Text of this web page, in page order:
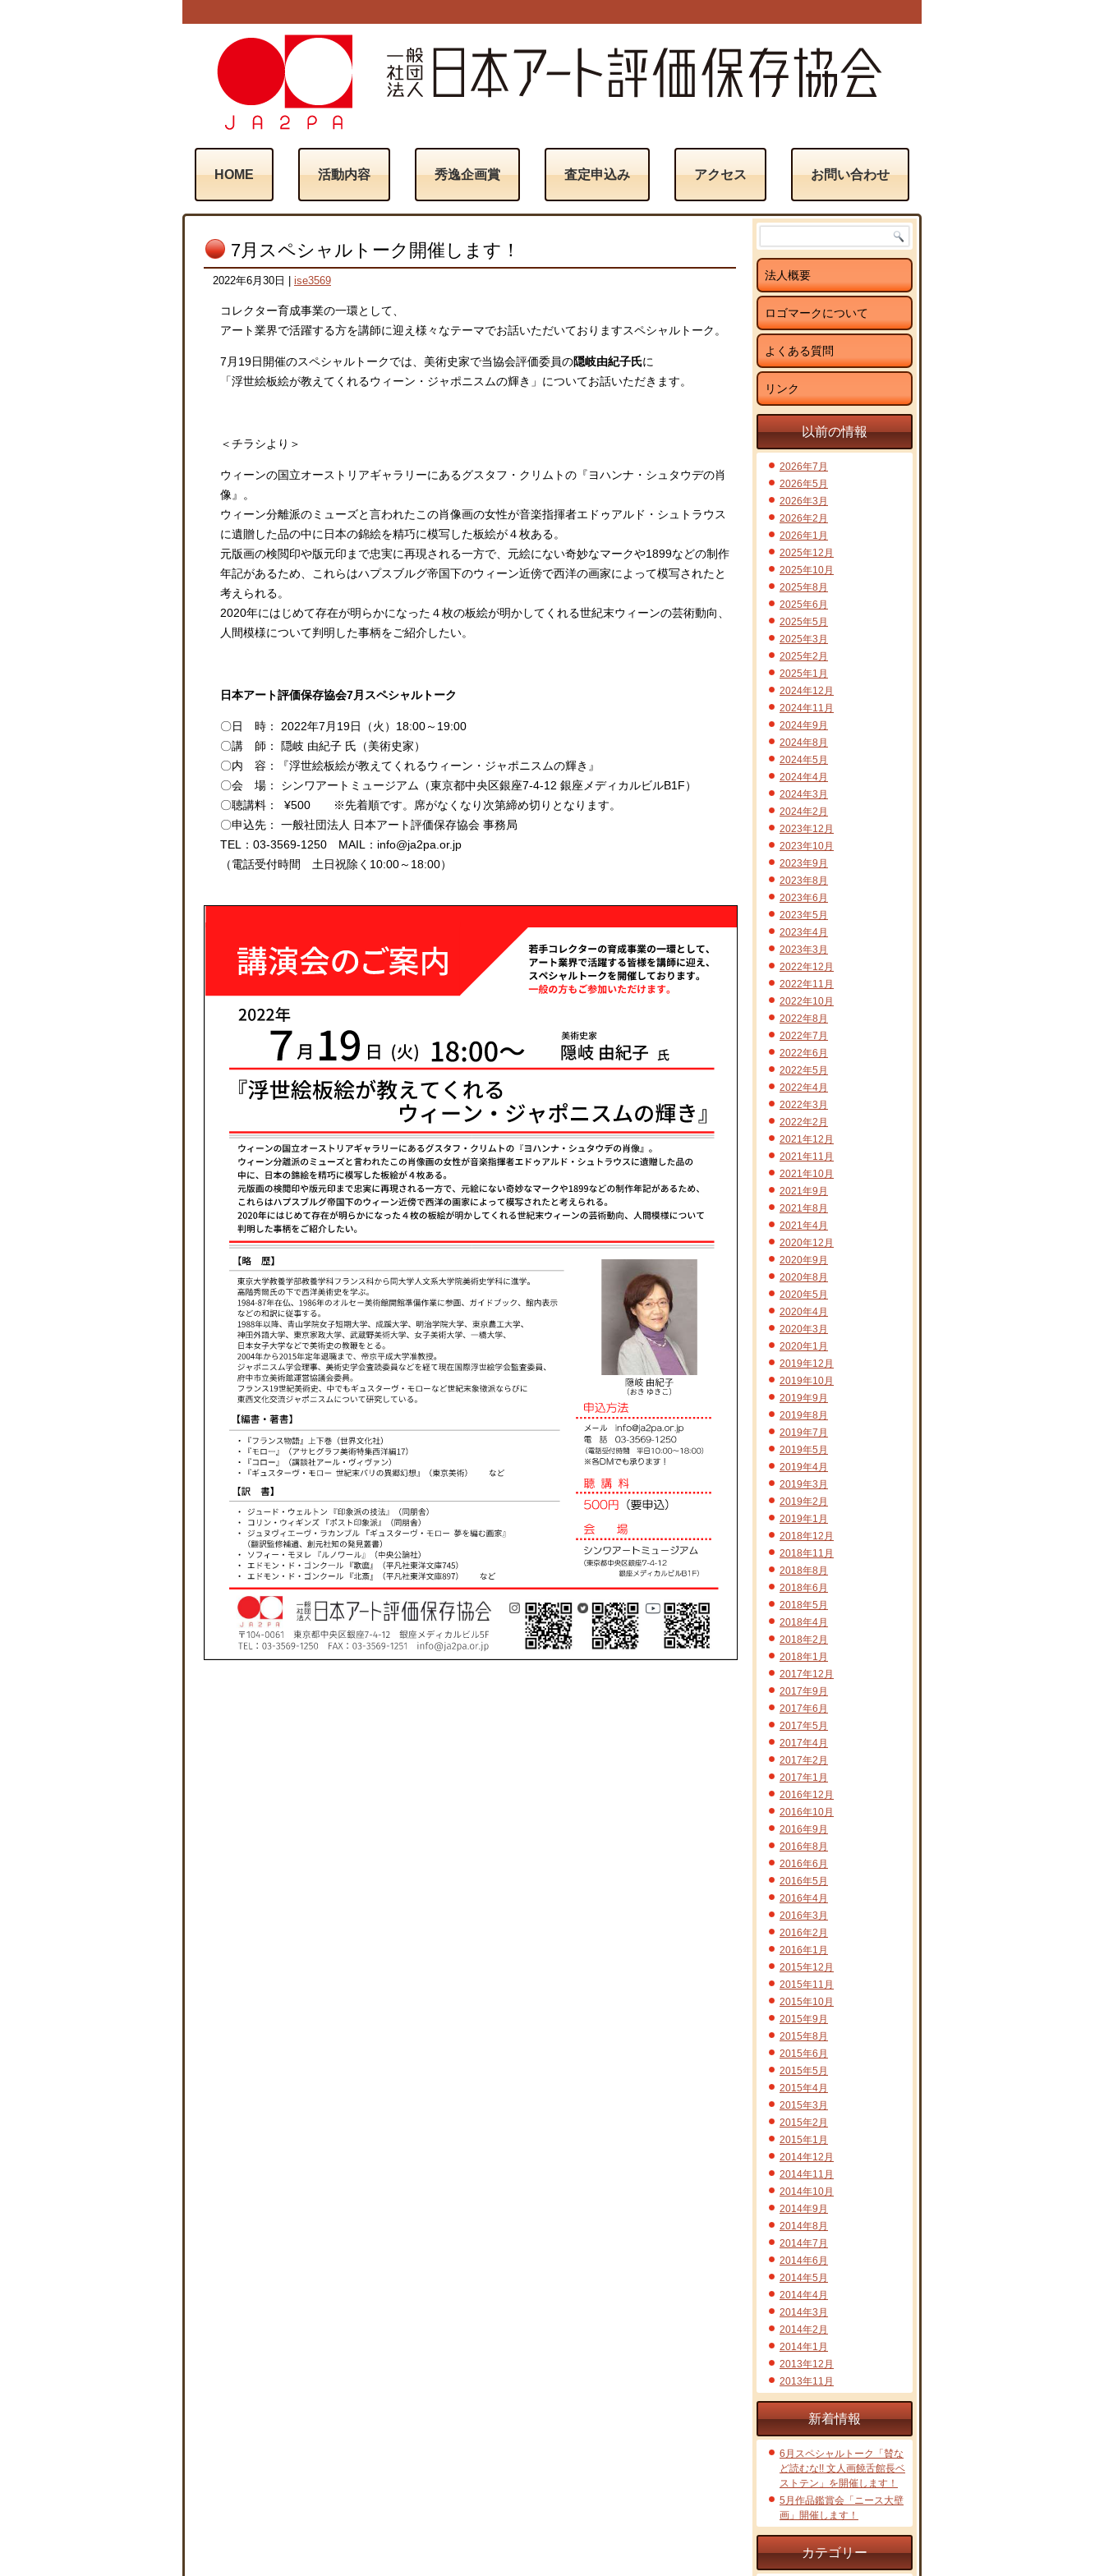
HOME 活動内容 秀逸企画賞 査定申込み アクセス お問い合わせ
7月スペシャルトーク開催します！
2022年6月30日 ise3569
コレクター育成事業の一環として、
アート業界で活躍する方を講師に迎え様々なテーマでお話いただいておりますスペシャルトーク。
7月19日開催のスペシャルトークでは、美術史家で当協会評価委員の隠岐由紀子氏に
「浮世絵板絵が教えてくれるウィーン・ジャポニスムの輝き」についてお話いただきます。
＜チラシより＞
ウィーンの国立オーストリアギャラリーにあるグスタフ・クリムトの『ヨハンナ・シュタウデの肖
像』。
ウィーン分離派のミューズと言われたこの肖像画の女性が音楽指揮者エドゥアルド・シュトラウス
に遺贈した品の中に日本の錦絵を精巧に模写した板絵が４枚ある。
元版画の検閲印や版元印まで忠実に再現される一方で、元絵にない奇妙なマークや1899などの制作
年記があるため、これらはハプスブルグ帝国下のウィーン近傍で西洋の画家によって模写されたと
考えられる。
2020年にはじめて存在が明らかになった４枚の板絵が明かしてくれる世紀末ウィーンの芸術動向、
人間模様について判明した事柄をご紹介したい。
日本アート評価保存協会7月スペシャルトーク
〇日 時： 2022年7月19日（火）18:00～19:00
〇講 師： 隠岐 由紀子 氏（美術史家）
〇内 容：『浮世絵板絵が教えてくれるウィーン・ジャポニスムの輝き』
〇会 場： シンワアートミュージアム（東京都中央区銀座7-4-12 銀座メディカルビルB1F）
〇聴講料： ¥500 ※先着順です。席がなくなり次第締め切りとなります。
〇申込先： 一般社団法人 日本アート評価保存協会 事務局
TEL：03-3569-1250 MAIL：info@ja2pa.or.jp
（電話受付時間 土日祝除く10:00～18:00）
法人概要
ロゴマークについて
よくある質問
リンク
以前の情報
2026年7月
2026年5月
2026年3月
2026年2月
2026年1月
2025年12月
2025年10月
2025年8月
2025年6月
2025年5月
2025年3月
2025年2月
2025年1月
2024年12月
2024年11月
2024年9月
2024年8月
2024年5月
2024年4月
2024年3月
2024年2月
2023年12月
2023年10月
2023年9月
2023年8月
2023年6月
2023年5月
2023年4月
2023年3月
2022年12月
2022年11月
2022年10月
2022年8月
2022年7月
2022年6月
2022年5月
2022年4月
2022年3月
2022年2月
2021年12月
2021年11月
2021年10月
2021年9月
2021年8月
2021年4月
2020年12月
2020年9月
2020年8月
2020年5月
2020年4月
2020年3月
2020年1月
2019年12月
2019年10月
2019年9月
2019年8月
2019年7月
2019年5月
2019年4月
2019年3月
2019年2月
2019年1月
2018年12月
2018年11月
2018年8月
2018年6月
2018年5月
2018年4月
2018年2月
2018年1月
2017年12月
2017年9月
2017年6月
2017年5月
2017年4月
2017年2月
2017年1月
2016年12月
2016年10月
2016年9月
2016年8月
2016年6月
2016年5月
2016年4月
2016年3月
2016年2月
2016年1月
2015年12月
2015年11月
2015年10月
2015年9月
2015年8月
2015年6月
2015年5月
2015年4月
2015年3月
2015年2月
2015年1月
2014年12月
2014年11月
2014年10月
2014年9月
2014年8月
2014年7月
2014年6月
2014年5月
2014年4月
2014年3月
2014年2月
2014年1月
2013年12月
2013年11月
新着情報
6月スペシャルトーク「賛な
ど読むな!! 文人画饒舌館長ベ
ストテン」を開催します！
5月作品鑑賞会「ニース大壁
画」開催します！
カテゴリー